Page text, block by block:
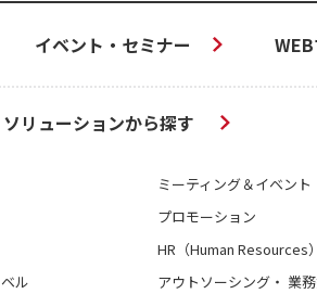
イベント・セミナー
リューションから探す
ル
ミーティング＆イベント
プロモーション
HR（Human Resources）
アウトソーシング・ 業務